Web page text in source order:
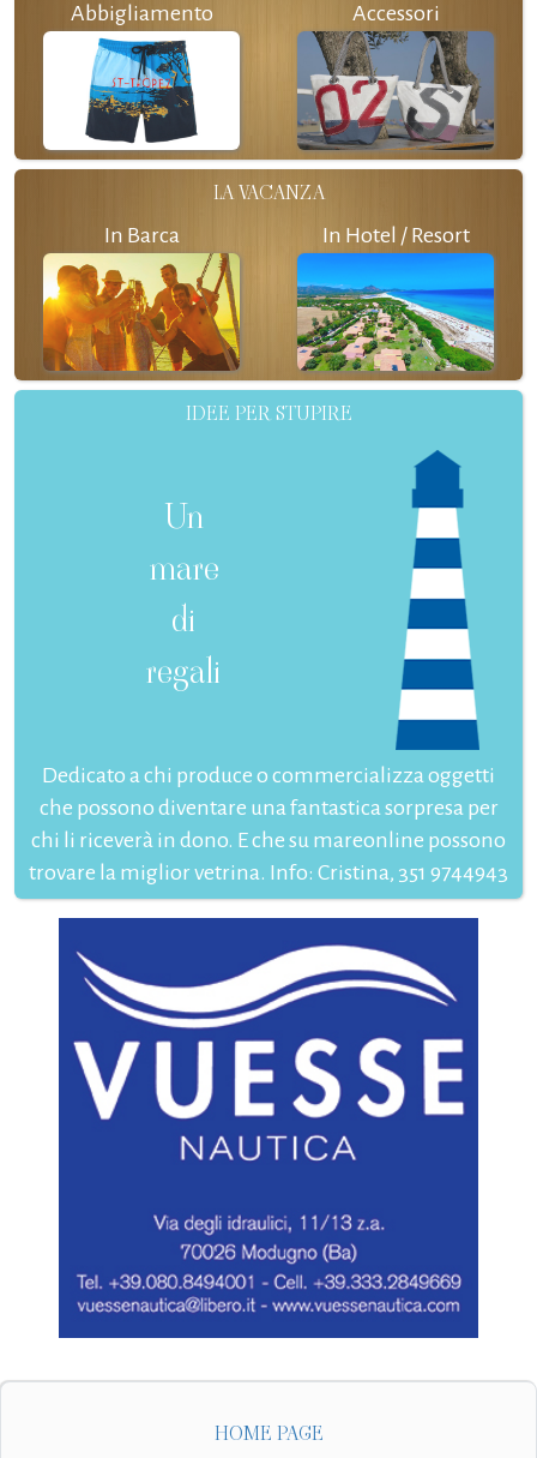
Abbigliamento Accessori
LA VACANZA
In Barca In Hotel / Resort
IDEE PER STUPIRE
Un
mare
di
regali
Dedicato a chi produce o commercializza oggetti
che possono diventare una fantastica sorpresa per
chi li riceverà in dono. E che su mareonline possono
trovare la miglior vetrina. Info: Cristina, 351 9744943
HOME PAGE